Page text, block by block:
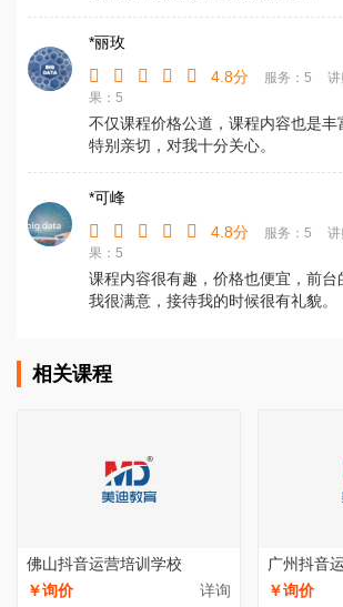
*丽玫
4.8分
服务：5 讲
果：5
不仅课程价格公道，课程内容也是丰
特别亲切，对我十分关心。
*可峰
4.8分
服务：5 讲
果：5
课程内容很有趣，价格也便宜，前台
我很满意，接待我的时候很有礼貌。
相关课程
佛山抖音运营培训学校
￥询价
详询
广州抖音
￥询价